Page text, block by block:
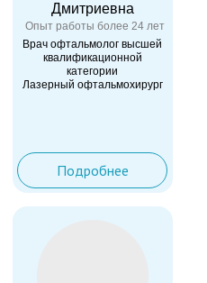
Дмитриевна
Врач офтальмолог высшей
квалификационной
категории
Лазерный офтальмохирург
Подробнее
Опыт работы более 24 лет